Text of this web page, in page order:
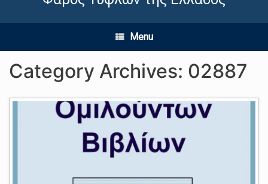
Menu
Category Archives: 02887